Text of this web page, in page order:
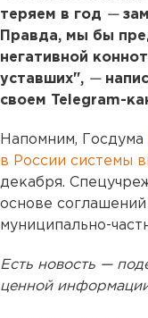
теряем в год —
Правда, мы бы
негативной
уставших", —
своем Telegram-
Напомним, Госдума
в России системы
декабря.
основе
муниципально-
Есть новость —
ценной